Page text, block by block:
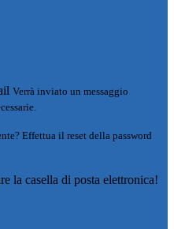
Verrà inviato un messaggio
Effettua il reset della password
la casella di posta elettronica!